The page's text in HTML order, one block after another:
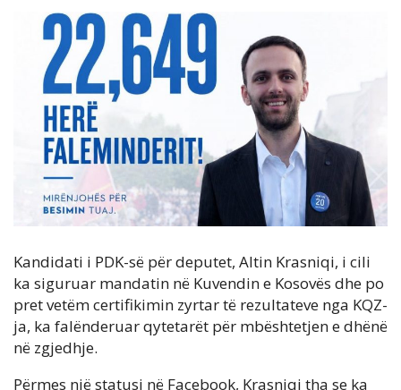
Kandidati i PDK-së për deputet, Altin Krasniqi, i cili
ka siguruar mandatin në Kuvendin e Kosovës dhe po
pret vetëm certifikimin zyrtar të rezultateve nga KQZ-
ja, ka falënderuar qytetarët për mbështetjen e dhënë
në zgjedhje.
Përmes një statusi në Facebook, Krasniqi tha se ka